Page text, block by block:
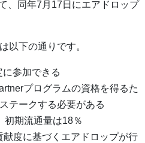
、同年7月17日にエアドロップ
以下の通りです。
参加できる
プログラムの資格を得るた
テークする必要がある
初期流通量は18％
献度に基づくエアドロップが行